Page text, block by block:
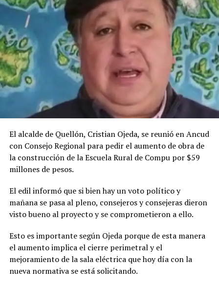
El alcalde de Quellón, Cristian Ojeda, se reunió en Ancud
con Consejo Regional para pedir el aumento de obra de
la construcción de la Escuela Rural de Compu por $59
millones de pesos.
El edil informó que si bien hay un voto político y
mañana se pasa al pleno, consejeros y consejeras dieron
visto bueno al proyecto y se comprometieron a ello.
Esto es importante según Ojeda porque de esta manera
el aumento implica el cierre perimetral y el
mejoramiento de la sala eléctrica que hoy día con la
nueva normativa se está solicitando.